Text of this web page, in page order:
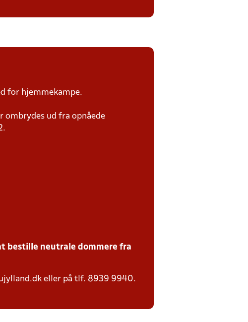
for hjemmekampe.
ombrydes ud fra opnåede
bestille neutrale dommere fra
eller på tlf. 8939 9940.